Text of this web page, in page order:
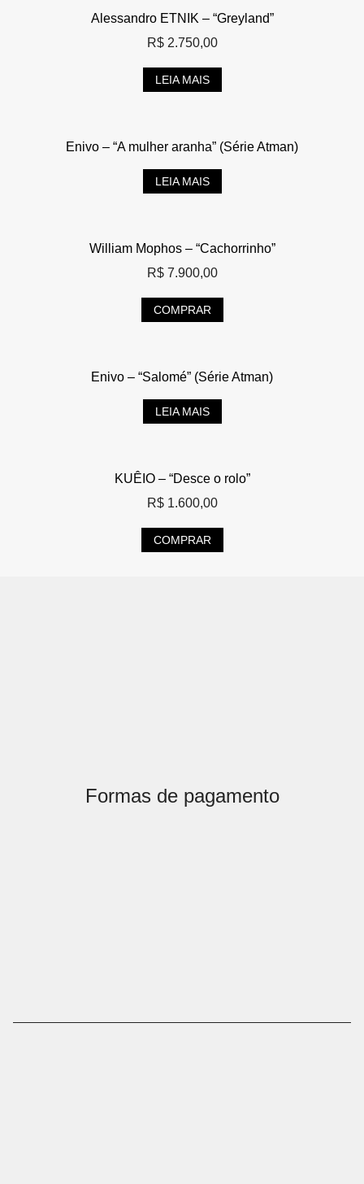
Alessandro ETNIK – “Greyland”
R$2.750,00
LEIA MAIS
Enivo – “A mulher aranha” (Série Atman)
LEIA MAIS
William Mophos – “Cachorrinho”
R$7.900,00
COMPRAR
Enivo – “Salomé” (Série Atman)
LEIA MAIS
KUÊIO – “Desce o rolo”
R$1.600,00
COMPRAR
Formas de pagamento